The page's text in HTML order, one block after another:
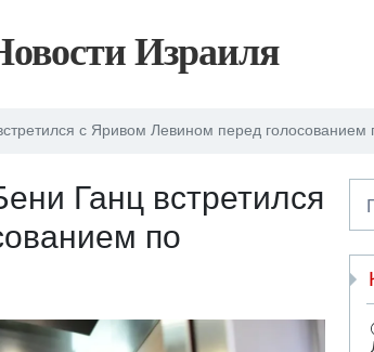
Израиля
с Яривом Левином перед
Ганц встретился
по